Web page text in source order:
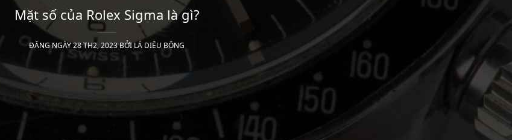
Mặt số của Rolex Sigma là gì?
ĐĂNG NGÀY 28 TH2, 2023 BỞILÁ DIÊU BÔNG